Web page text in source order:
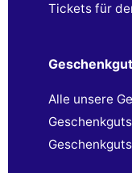
Tickets für
Alle unsere